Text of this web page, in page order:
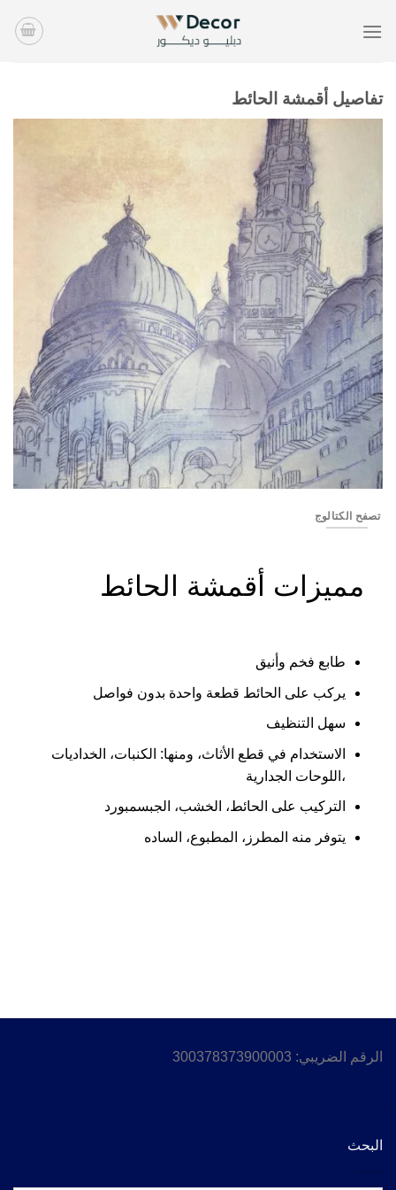
للمحتوى
تفاصيل أقمشة الحائط
تصفح الكتالوج
مميزات أقمشة الحائط
طابع فخم وأنيق
يركب على الحائط قطعة واحدة بدون فواصل
سهل التنظيف
الاستخدام في قطع الأثاث، ومنها: الكنبات، الخداديات
،اللوحات الجدارية
التركيب على الحائط، الخشب، الجبسمبورد
يتوفر منه المطرز، المطبوع، الساده
الرقم الضريبي: 300378373900003
البحث